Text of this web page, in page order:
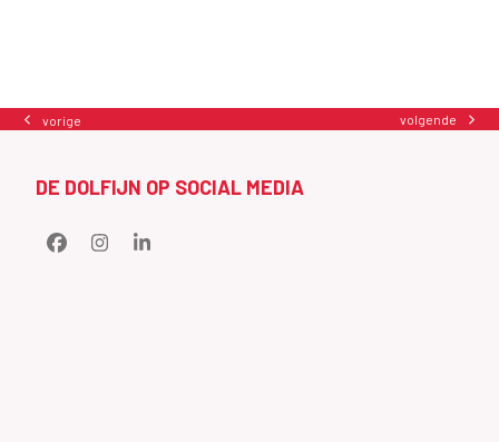
previous
vorige
next
volgende
DE DOLFIJN OP SOCIAL MEDIA
FacebookInstagramLinkedIn